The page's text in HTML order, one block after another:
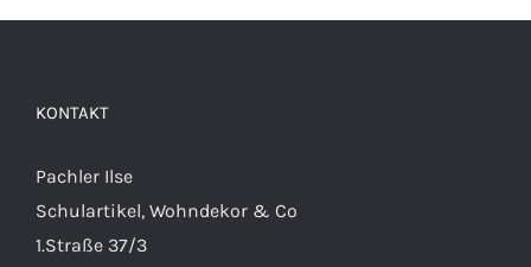
KONTAKT
Pachler Ilse
Schulartikel, Wohndekor & Co
1.Straße 37/3